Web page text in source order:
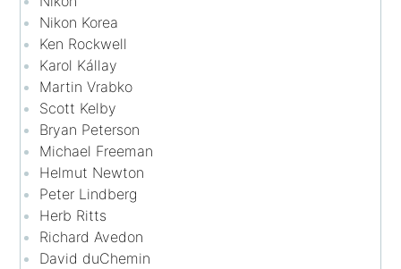
Nikon Korea
Ken Rockwell
Karol Kállay
Martin Vrabko
Scott Kelby
Bryan Peterson
Michael Freeman
Helmut Newton
Peter Lindberg
Herb Ritts
Richard Avedon
David duChemin